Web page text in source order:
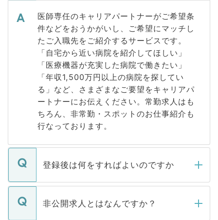
医師専任のキャリアパートナーがご希望条
件などをおうかがいし、ご希望にマッチし
たご入職先をご紹介するサービスです。
「自宅から近い病院を紹介してほしい」
「医療機器が充実した病院で働きたい」
「年収1,500万円以上の病院を探してい
る」など、さまざまなご要望をキャリアパ
ートナーにお伝えください。常勤求人はも
ちろん、非常勤・スポットのお仕事紹介も
行なっております。
登録後は何をすればよいのですか
ご登録いただきましたら、弊社担当者がご
登録内容を確認し、その後メールもしくは
非公開求人とはなんですか？